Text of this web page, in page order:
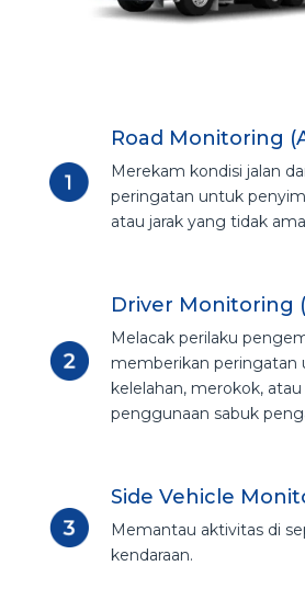
Road Monitoring
Merekam kondisi jalan
peringatan untuk
atau jarak yang tidak
Driver Monitoring
Melacak perilaku
memberikan peringatan
kelelahan, merokok,
penggunaan sabuk
Side Vehicle
Memantau aktivitas di
kendaraan.